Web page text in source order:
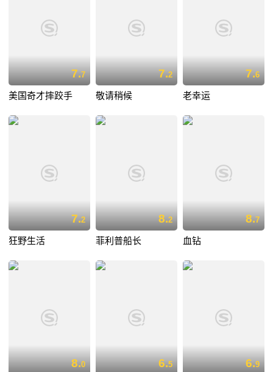
7.7
美国奇才摔跤手
7.2
敬请稍候
7.6
老幸运
7.2
狂野生活
8.2
菲利普船长
8.7
血钻
8.0 6.5 6.9